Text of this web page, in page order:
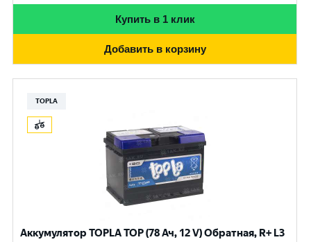
Купить в 1 клик
Добавить в корзину
TOPLA
Аккумулятор TOPLA TOP (78 Ач, 12 V) Обратная, R+ L3